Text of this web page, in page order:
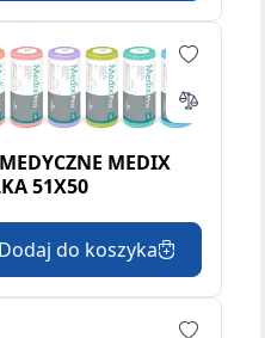
MEDIX
51X50
Dodaj do koszyka